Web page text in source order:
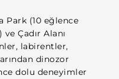
Park (10 eğlence
Çadır Alanı
labirentler,
dinozor
dolu deneyimler